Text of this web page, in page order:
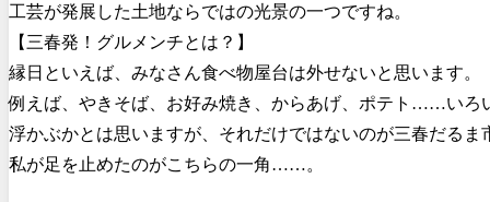
工芸が発展した土地ならではの光景の一つですね。
【三春発！グルメンチとは？】
縁日といえば、みなさん食べ物屋台は外せないと思います。
例えば、やきそば、お好み焼き、からあげ、ポテト……いろ
浮かぶかとは思いますが、それだけではないのが三春だるま
私が足を止めたのがこちらの一角……。